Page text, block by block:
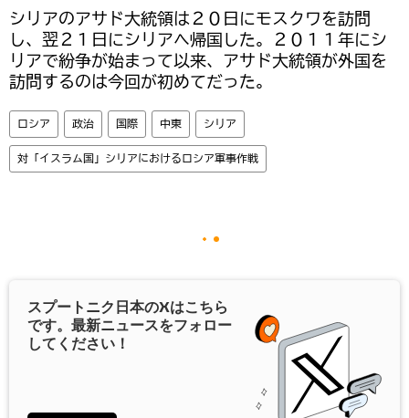
シリアのアサド大統領は２０日にモスクワを訪問
し、翌２１日にシリアへ帰国した。２０１１年にシ
リアで紛争が始まって以来、アサド大統領が外国を
訪問するのは今回が初めてだった。
ロシア 政治 国際 中東 シリア
対「イスラム国」シリアにおけるロシア軍事作戦
スプートニク日本のXはこちら
です。最新ニュースをフォロー
してください！